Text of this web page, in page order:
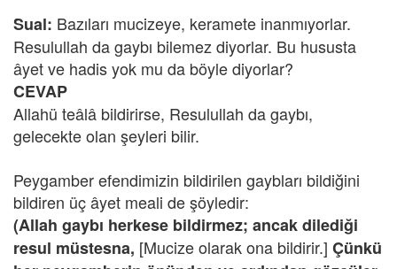
Sual: Bazıları mucizeye, keramete inanmıyorlar.
Resulullah da gaybı bilemez diyorlar. Bu hususta
âyet ve hadis yok mu da böyle diyorlar?
CEVAP
Allahü teâlâ bildirirse, Resulullah da gaybı,
gelecekte olan şeyleri bilir.
Peygamber efendimizin bildirilen gaybları bildiğini
bildiren üç âyet meali de şöyledir:
(Allah gaybı herkese bildirmez; ancak dilediği
resul müstesna, [Mucize olarak ona bildirir.] Çünkü